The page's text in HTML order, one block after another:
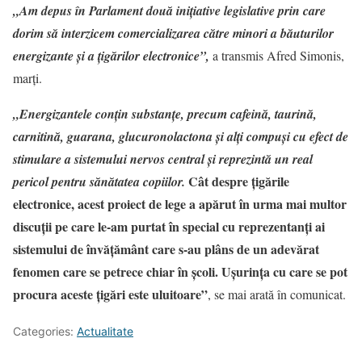
„Am depus în Parlament două inițiative legislative prin care
dorim să interzicem comercializarea către minori a băuturilor
energizante și a țigărilor electronice”, a transmis Afred Simonis,
marți.
„Energizantele conțin substanțe, precum cafeină, taurină,
carnitină, guarana, glucuronolactona și alți compuși cu efect de
stimulare a sistemului nervos central și reprezintă un real
pericol pentru sănătatea copiilor. Cât despre țigările
electronice, acest proiect de lege a apărut în urma mai multor
discuții pe care le-am purtat în special cu reprezentanți ai
sistemului de învățământ care s-au plâns de un adevărat
fenomen care se petrece chiar în școli. Ușurința cu care se pot
procura aceste țigări este uluitoare”, se mai arată în comunicat.
Categories: Actualitate